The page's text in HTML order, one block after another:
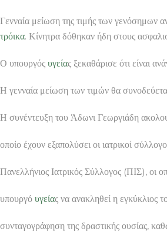
Γενναία μείωση της τιμής των γενόσημων
τρόικα. Κίνητρα δόθηκαν ήδη στους
Ο υπουργός υγείας ξεκαθάρισε ότι είναι
Η γενναία μείωση των τιμών θα
Η συνέντευξη του Άδωνι Γεωργιάδη
οποίο έχουν εξαπολύσει οι ιατρικοί
Πανελλήνιος Ιατρικός Σύλλογος (ΠΙΣ), οι
υπουργό υγείας να ανακληθεί η εγκύκλιος
συνταγογράφηση της δραστικής ουσίας,